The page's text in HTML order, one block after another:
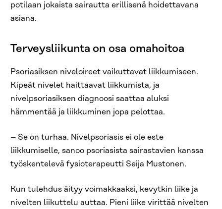
potilaan jokaista sairautta erillisenä hoidettavana
asiana.
Terveysliikunta on osa omahoitoa
Psoriasiksen niveloireet vaikuttavat liikkumiseen.
Kipeät nivelet haittaavat liikkumista, ja
nivelpsoriasiksen diagnoosi saattaa aluksi
hämmentää ja liikkuminen jopa pelottaa.
– Se on turhaa. Nivelpsoriasis ei ole este
liikkumiselle, sanoo psoriasista sairastavien kanssa
työskentelevä fysioterapeutti Seija Mustonen.
Kun tulehdus äityy voimakkaaksi, kevytkin liike ja
nivelten liikuttelu auttaa. Pieni liike virittää nivelten